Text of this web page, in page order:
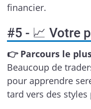
financier.
#5 - 📈 Votre
👉 Parcours le
Beaucoup de
pour apprendre
tard vers des